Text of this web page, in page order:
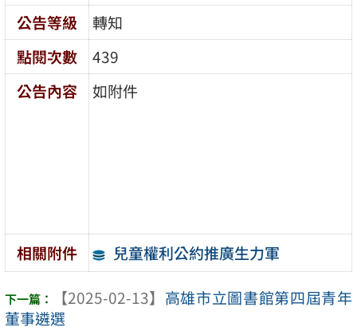
公告等級
轉知
點閱次數
439
公告內容
如附件
相關附件 兒童權利公約推廣生力軍
【2025-02-13】 高雄市立圖書館第四屆青年
董事遴選